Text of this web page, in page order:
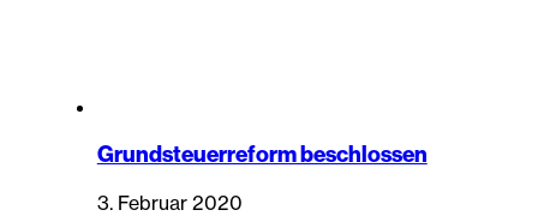
Grundsteuerreform beschlossen
3. Februar 2020